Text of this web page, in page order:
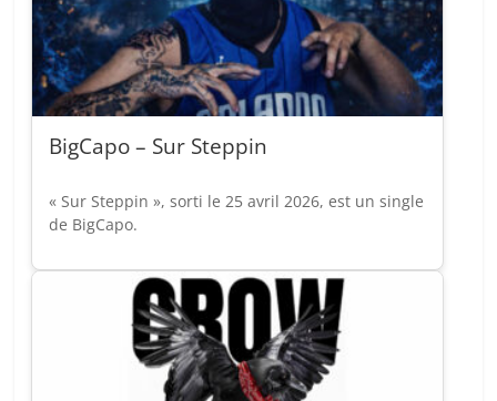
BigCapo – Sur Steppin
« Sur Steppin », sorti le 25 avril 2026, est un single
de BigCapo.